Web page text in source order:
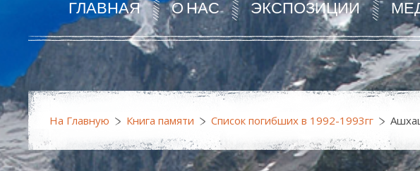
ГЛАВНАЯ О НАС ЭКСПОЗИЦИИ
На Главную Книга памяти Список погибших в 1992-1993гг